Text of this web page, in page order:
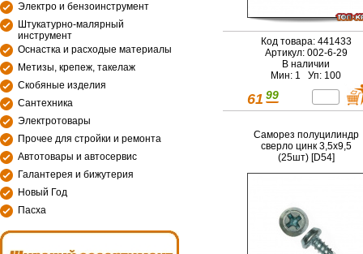
Электро и бензоинструмент
Штукатурно-малярный
инструмент
Оснастка и расходые материалы
Метизы, крепеж, такелаж
Скобяные изделия
Сантехника
Электротовары
Прочее для стройки и ремонта
Автотовары и автосервис
Галантерея и бижутерия
Новый Год
Пасха
Код товара: 441433
Артикул: 002-6-29
В наличии
Мин: 1 Уп: 100
61 99
Саморез полуцилиндр
сверло цинк 3,5х9,5
(25шт) [D54]